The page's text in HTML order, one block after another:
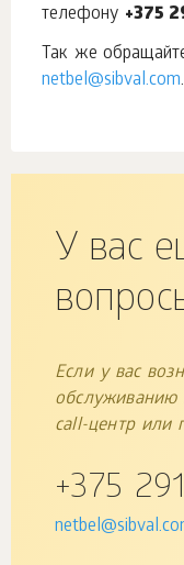
телефону +375
Так же
netbel@sibval.com.
У вас
Если у вас
обслуживанию
call-центр или
+375